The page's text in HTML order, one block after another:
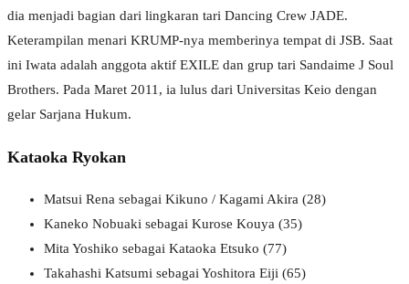
dia menjadi bagian dari lingkaran tari Dancing Crew JADE.
Keterampilan menari KRUMP-nya memberinya tempat di JSB. Saat
ini Iwata adalah anggota aktif EXILE dan grup tari Sandaime J Soul
Brothers. Pada Maret 2011, ia lulus dari Universitas Keio dengan
gelar Sarjana Hukum.
Kataoka Ryokan
Matsui Rena sebagai Kikuno / Kagami Akira (28)
Kaneko Nobuaki sebagai Kurose Kouya (35)
Mita Yoshiko sebagai Kataoka Etsuko (77)
Takahashi Katsumi sebagai Yoshitora Eiji (65)